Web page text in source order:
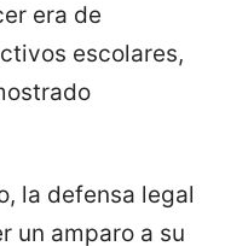
era de
escolares,
la defensa legal
un amparo a su